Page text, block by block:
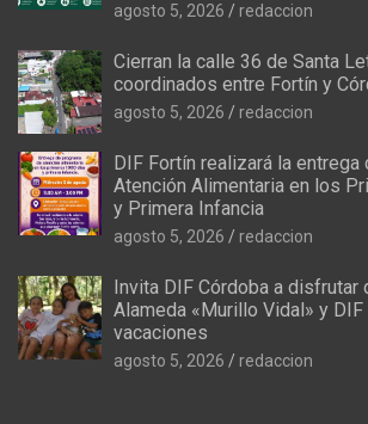
agosto 5, 2026 redaccion
Cierran la calle 36 de Santa
coordinados entre Fortín y
agosto 5, 2026 redaccion
DIF Fortín realizará la entrega
Atención Alimentaria en los
y Primera Infancia
agosto 5, 2026 redaccion
Invita DIF Córdoba a disfrutar
Alameda «Murillo Vidal» y
vacaciones
agosto 5, 2026 redaccion